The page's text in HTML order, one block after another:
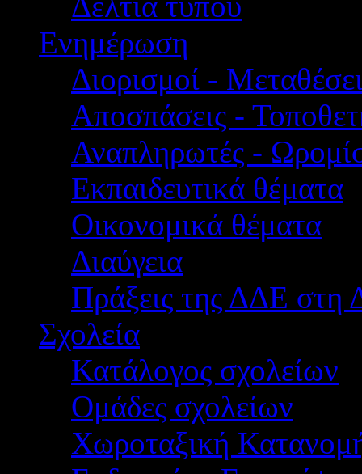
Ενημέρωση
Διορισμοί -
Αποσπάσεις -
Αναπληρωτές -
Εκπαιδευτικά θέματα
Οικονομικά θέματα
Διαύγεια
Πράξεις της ΔΔΕ στη
Σχολεία
Κατάλογος σχολείων
Ομάδες σχολείων
Χωροταξική